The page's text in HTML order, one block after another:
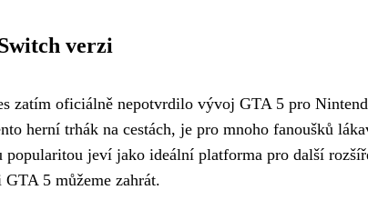
verzi
zatím oficiálně nepotvrdilo vývoj GTA 5 pro
herní trhák na cestách, je pro mnoho fanoušků
popularitou jeví jako ideální platforma pro další
5 můžeme zahrát.